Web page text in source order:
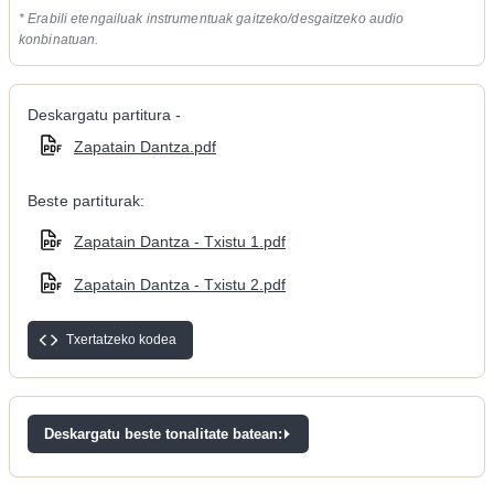
* Erabili etengailuak instrumentuak gaitzeko/desgaitzeko audio
konbinatuan.
Deskargatu partitura -
Zapatain Dantza.pdf
Beste partiturak:
Zapatain Dantza - Txistu 1.pdf
Zapatain Dantza - Txistu 2.pdf
Txertatzeko kodea
Deskargatu beste tonalitate batean: